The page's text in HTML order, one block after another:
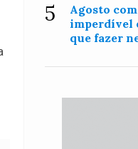
5
Agosto
imperdível
que fazer